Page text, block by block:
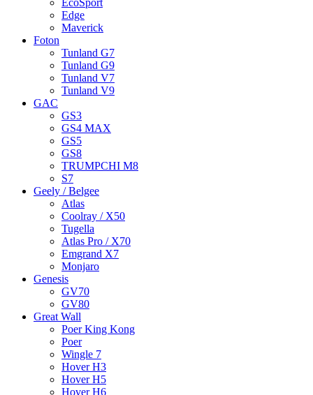
Edge
Maverick
Foton
Tunland G7
Tunland G9
Tunland V7
Tunland V9
GAC
GS3
GS4 MAX
GS5
GS8
TRUMPCHI M8
S7
Geely / Belgee
Atlas
Coolray / X50
Tugella
Atlas Pro / X70
Emgrand X7
Monjaro
Genesis
GV70
GV80
Great Wall
Poer King Kong
Poer
Wingle 7
Hover H3
Hover H5
Hover H6